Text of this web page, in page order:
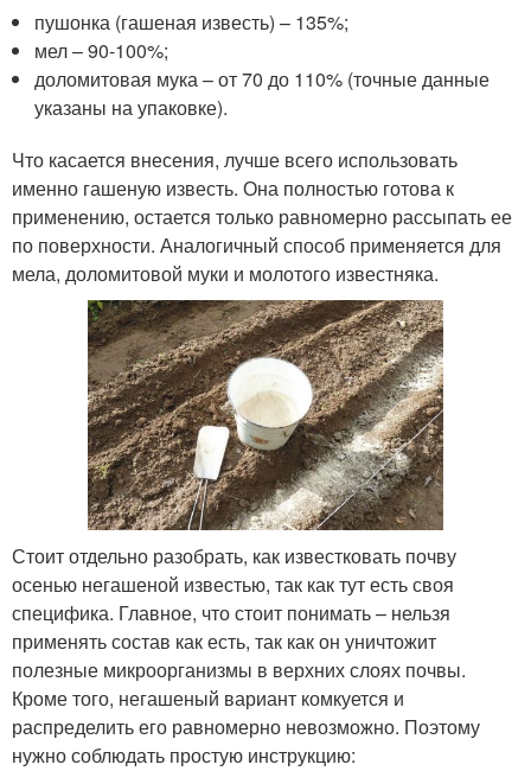
пушонка (гашеная известь) – 135%;
мел – 90-100%;
доломитовая мука – от 70 до 110% (точные данные
указаны на упаковке).
Что касается внесения, лучше всего использовать
именно гашеную известь. Она полностью готова к
применению, остается только равномерно рассыпать ее
по поверхности. Аналогичный способ применяется для
мела, доломитовой муки и молотого известняка.
Стоит отдельно разобрать, как известковать почву
осенью негашеной известью, так как тут есть своя
специфика. Главное, что стоит понимать – нельзя
применять состав как есть, так как он уничтожит
полезные микроорганизмы в верхних слоях почвы.
Кроме того, негашеный вариант комкуется и
распределить его равномерно невозможно. Поэтому
нужно соблюдать простую инструкцию: